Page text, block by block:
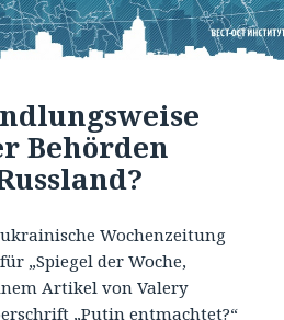
Behörden
Wochenzeitung
„Spiegel der Woche,
Artikel von Valery
„Putin entmachtet?“